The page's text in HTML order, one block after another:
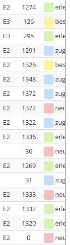
E2 1274
E3 126
E3 295
E2 1291
E2 1326
E2 1348
E2 1372
E2 1372
neu
E2 1322
E2 1336
36
neu
E2 1269
31
E2 1333
neu
E2 1332
E2 1320
E2 0 neu